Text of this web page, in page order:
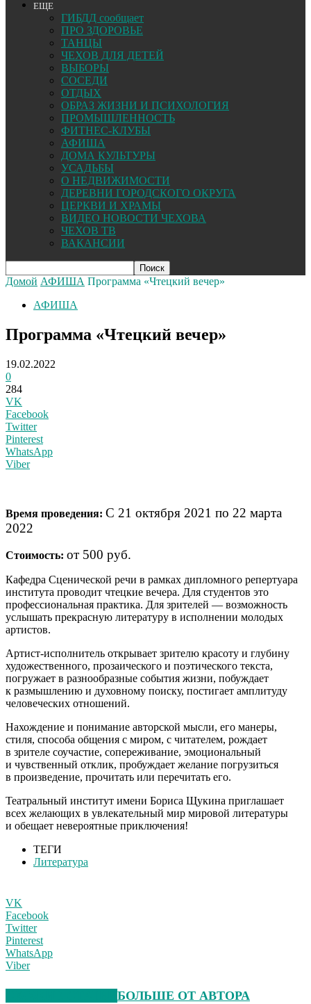
ЕЩЕ
ГИБДД сообщает
ПРО ЗДОРОВЬЕ
ТАНЦЫ
ЧЕХОВ ДЛЯ ДЕТЕЙ
ВЫБОРЫ
СОСЕДИ
ОТДЫХ
ОБРАЗ ЖИЗНИ И ПСИХОЛОГИЯ
ПРОМЫШЛЕННОСТЬ
ФИТНЕС-КЛУБЫ
АФИША
ДОМА КУЛЬТУРЫ
УСАДЬБЫ
О НЕДВИЖИМОСТИ
ДЕРЕВНИ ГОРОДСКОГО ОКРУГА
ЦЕРКВИ И ХРАМЫ
ВИДЕО НОВОСТИ ЧЕХОВА
ЧЕХОВ ТВ
ВАКАНСИИ
Домой АФИША Программа «Чтецкий вечер»
АФИША
Программа «Чтецкий вечер»
19.02.2022
0
284
VK
Facebook
Twitter
Pinterest
WhatsApp
Viber
Время проведения: С 21 октября 2021 по 22 марта
2022
Стоимость: от 500 руб.
Кафедра Сценической речи в рамках дипломного репертуара
института проводит чтецкие вечера. Для студентов это
профессиональная практика. Для зрителей — возможность
услышать прекрасную литературу в исполнении молодых
артистов.
Артист-исполнитель открывает зрителю красоту и глубину
художественного, прозаического и поэтического текста,
погружает в разнообразные события жизни, побуждает
к размышлению и духовному поиску, постигает амплитуду
человеческих отношений.
Нахождение и понимание авторской мысли, его манеры,
стиля, способа общения с миром, с читателем, рождает
в зрителе соучастие, сопереживание, эмоциональный
и чувственный отклик, пробуждает желание погрузиться
в произведение, прочитать или перечитать его.
Театральный институт имени Бориса Щукина приглашает
всех желающих в увлекательный мир мировой литературы
и обещает невероятные приключения!
ТЕГИ
Литература
VK
Facebook
Twitter
Pinterest
WhatsApp
Viber
БОЛЬШЕ ОТ АВТОРА